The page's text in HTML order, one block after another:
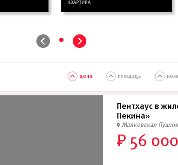
КВАРТИРА
•
цена площадь
Пентхаус в
Пекина»
Маяковская
₽ 56